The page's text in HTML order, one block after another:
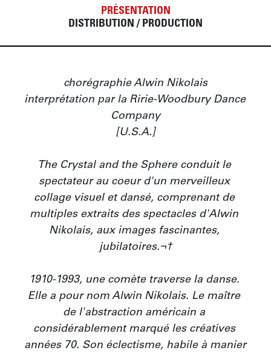
PRÉSENTATION
DISTRIBUTION / PRODUCTION
chorégraphie Alwin Nikolais
interprétation par la Ririe-Woodbury Dance
Company
[U.S.A.]
The Crystal and the Sphere conduit le
spectateur au coeur d'un merveilleux
collage visuel et dansé, comprenant de
multiples extraits des spectacles d'Alwin
Nikolais, aux images fascinantes,
jubilatoires.¬†
1910-1993, une comète traverse la danse.
Elle a pour nom Alwin Nikolais. Le maître
de l'abstraction américain a
considérablement marqué les créatives
années 70. Son éclectisme, habile à manier